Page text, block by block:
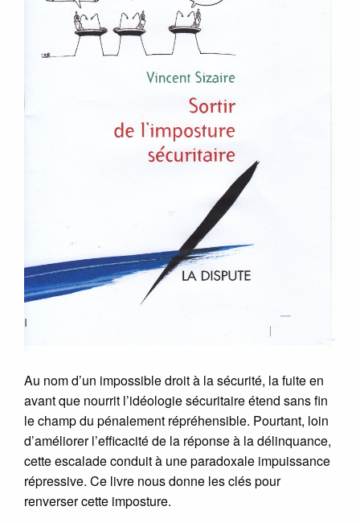
Au nom d’un impossible droit à la sécurité, la fuite en
avant que nourrit l’idéologie sécuritaire étend sans fin
le champ du pénalement répréhensible. Pourtant, loin
d’améliorer l’efficacité de la réponse à la délinquance,
cette escalade conduit à une paradoxale impuissance
répressive. Ce livre nous donne les clés pour
renverser cette imposture.